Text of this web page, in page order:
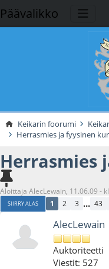
Päävalikko
Keikarin foorumi
Herrasmies ja fyysinen
Herrasmies
Aloittaja AlecLewain, 11.06.09 -
SIIRRY ALAS 1 2 3 ... 43
AlecLewain
Auktoriteetti
Viestit: 527